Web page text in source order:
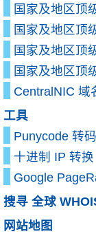
国家及地区顶
国家及地区顶
国家及地区顶
国家及地区顶
CentralNIC 域
工具
Punycode 转码
十进制 IP 转换
Google
搜寻 全球
网站地图